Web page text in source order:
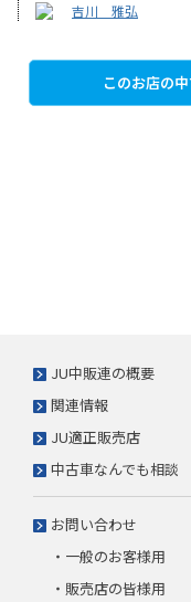
吉川 雅弘
このお店の
JU中販連の概要
関連情報
JU適正販売店
中古車なんでも相談
お問い合わせ
・一般のお客様用
・販売店の皆様用